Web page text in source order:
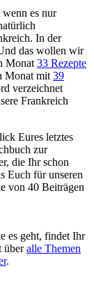
es nur
In der
das wollen wir
Monat 33 Rezepte
Monat mit 39
verzeichnet
Frankreich
Eures letztes
zur
die Ihr schon
Euch für unseren
von 40 Beiträgen
es geht, findet Ihr
überalle Themen
.